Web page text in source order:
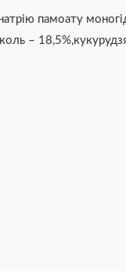
памоату
–